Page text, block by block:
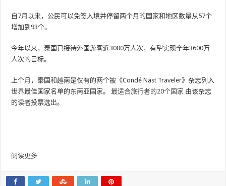
自7月以来，公民可以免签入境并停留两个月的国家和地区数量从57个
增加到93个。
今年以来，泰国已接待外国游客近3000万人次，有望实现全年3600万
人次的目标。
上个月，泰国和越南是仅有的两个被《Condé Nast Traveler》杂志列入
世界最佳国家名单的东南亚国家。最适合旅行者的20个国家 由该杂志
的读者投票选出。
阅读更多